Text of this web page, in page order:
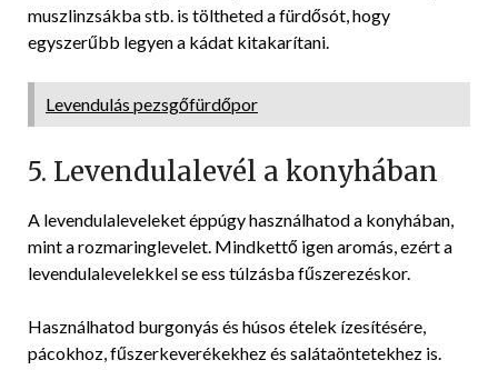
muszlinzsákba stb. is töltheted a fürdősót, hogy
egyszerűbb legyen a kádat kitakarítani.
Levendulás pezsgőfürdőpor
5. Levendulalevél a konyhában
A levendulaleveleket éppúgy használhatod a konyhában,
mint a rozmaringlevelet. Mindkettő igen aromás, ezért a
levendulalevelekkel se ess túlzásba fűszerezéskor.
Használhatod burgonyás és húsos ételek ízesítésére,
pácokhoz, fűszerkeverékekhez és salátaöntetekhez is.